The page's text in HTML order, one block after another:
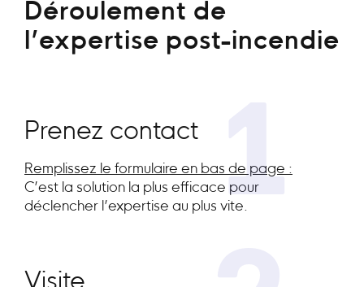
Déroulement de
l’expertise post-incendie
1
Prenez contact
Remplissez le formulaire en bas de page :
C’est la solution la plus efficace pour
déclencher l’expertise au plus vite.